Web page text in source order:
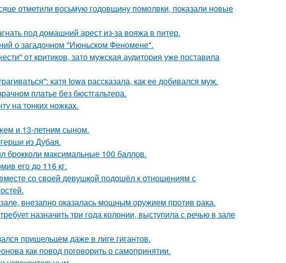
отметили восьмую годовщину помолвки, показали новые
под домашний арест из-за вояжа в питер.
о загадочном "Июньском Феномене".
от критиков, зато мужская аудитория уже поставила
катя Iowa рассказала, как ее добивался муж.
платье без бюстгальтера.
на тонких ножках.
и 13-летним сыном.
из Дубая.
брокколи максимальные 100 баллов.
его до 116 кг.
со своей девушкой подошёл к отношениям с
внезапно оказалась мощным оружием против рака.
назначить три года колонии, выступила с речью в зале
пришельцем даже в лиге гигантов.
как повод поговорить о самопринятии.